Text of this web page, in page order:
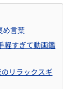
め言葉
軽すぎて動画鑑
リラックスギ